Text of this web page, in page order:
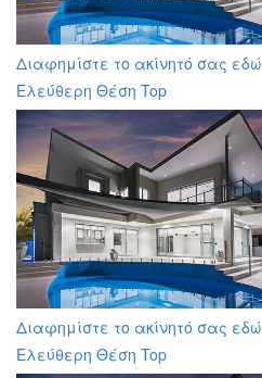
Διαφημίστε το ακίνητό σας εδώ
Ελεύθερη Θέση Top
Διαφημίστε το ακίνητό σας εδώ
Ελεύθερη Θέση Top